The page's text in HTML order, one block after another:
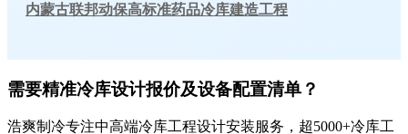
内蒙古联邦动保高标准药品冷库建造工程
需要精准冷库设计报价及设备配置清单？
浩爽制冷专注中高端冷库工程设计安装服务，超5000+冷库工